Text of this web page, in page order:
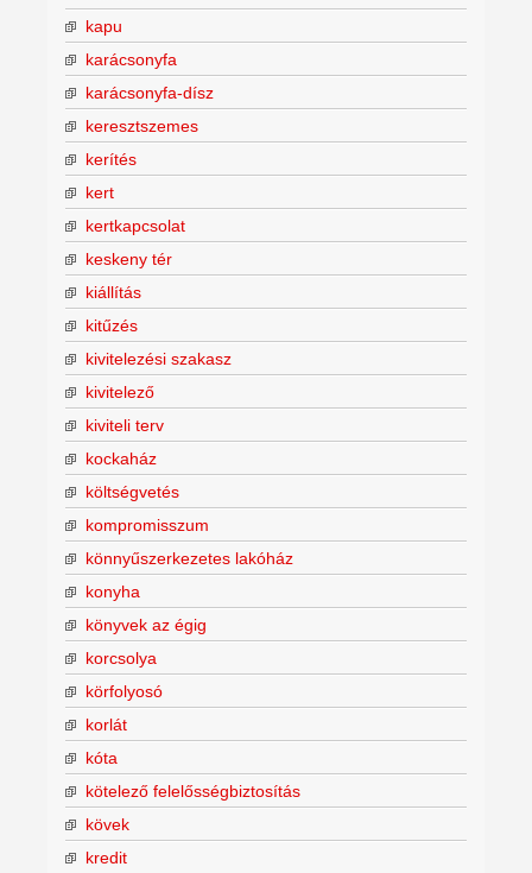
kapu
karácsonyfa
karácsonyfa-dísz
keresztszemes
kerítés
kert
kertkapcsolat
keskeny tér
kiállítás
kitűzés
kivitelezési szakasz
kivitelező
kiviteli terv
kockaház
költségvetés
kompromisszum
könnyűszerkezetes lakóház
konyha
könyvek az égig
korcsolya
körfolyosó
korlát
kóta
kötelező felelősségbiztosítás
kövek
kredit